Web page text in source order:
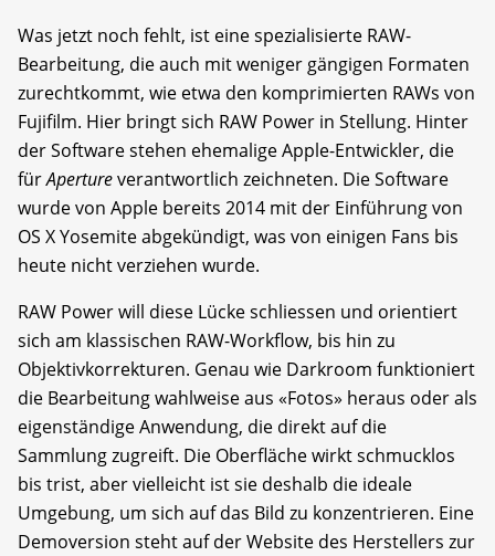
Was jetzt noch fehlt, ist eine spezialisierte RAW-
Bearbeitung, die auch mit weniger gängigen Formaten
zurechtkommt, wie etwa den komprimierten RAWs von
Fujifilm. Hier bringt sich RAW Power in Stellung. Hinter
der Software stehen ehemalige Apple-Entwickler, die
fürApertureverantwortlich zeichneten. Die Software
wurde von Apple bereits 2014 mit der Einführung von
OS X Yosemite abgekündigt, was von einigen Fans bis
heute nicht verziehen wurde.
RAW Power will diese Lücke schliessen und orientiert
sich am klassischen RAW-Workflow, bis hin zu
Objektivkorrekturen. Genau wie Darkroom funktioniert
die Bearbeitung wahlweise aus «Fotos» heraus oder als
eigenständige Anwendung, die direkt auf die
Sammlung zugreift. Die Oberfläche wirkt schmucklos
bis trist, aber vielleicht ist sie deshalb die ideale
Umgebung, um sich auf das Bild zu konzentrieren. Eine
Demoversion steht auf der Website des Herstellers zur